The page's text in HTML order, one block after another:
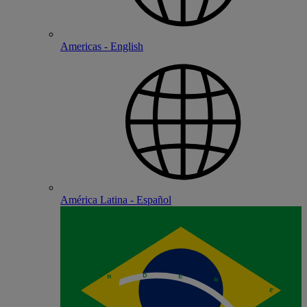
Americas - English
América Latina - Español